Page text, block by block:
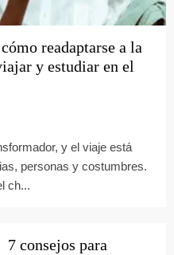
readaptarse a la
y estudiar en el
y el viaje está
personas y costumbres.
ch...
7 consejos para